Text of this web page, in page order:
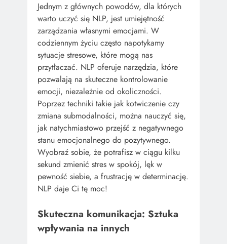
Jednym z głównych powodów, dla których
warto uczyć się NLP, jest umiejętność
zarządzania własnymi emocjami. W
codziennym życiu często napotykamy
sytuacje stresowe, które mogą nas
przytłaczać. NLP oferuje narzędzia, które
pozwalają na skuteczne kontrolowanie
emocji, niezależnie od okoliczności.
Poprzez techniki takie jak kotwiczenie czy
zmiana submodalności, można nauczyć się,
jak natychmiastowo przejść z negatywnego
stanu emocjonalnego do pozytywnego.
Wyobraź sobie, że potrafisz w ciągu kilku
sekund zmienić stres w spokój, lęk w
pewność siebie, a frustrację w determinację.
NLP daje Ci tę moc!
Skuteczna komunikacja: Sztuka
wpływania na innych